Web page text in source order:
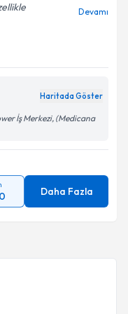
ilişkin
ediyorum.
Gönder
Devamı
Haritada Göster
İş Merkezi, (Medicana
Daha Fazla